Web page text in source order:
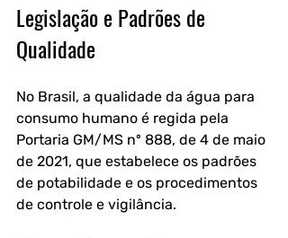
Legislação e Padrões de
Qualidade
No Brasil, a qualidade da água para
consumo humano é regida pela
Portaria GM/MS nº 888, de 4 de maio
de 2021, que estabelece os padrões
de potabilidade e os procedimentos
de controle e vigilância.